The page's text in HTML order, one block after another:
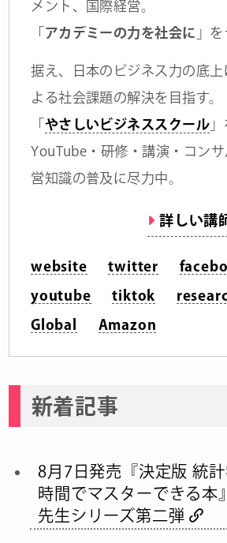
メント、国際経営。
アカデミーの力を社会に 」
据え、日本のビジネス力の底上
よる社会課題の解決を目指す。
「 やさしいビジネススクール
YouTube・研修・講演・コン
営知識の普及に尽力中。
詳しい講
website twitter
youtube tiktok
Global Amazon
新着記事
8月7日発売『決定版 統
時間でマスターできる本
先生シリーズ第二弾